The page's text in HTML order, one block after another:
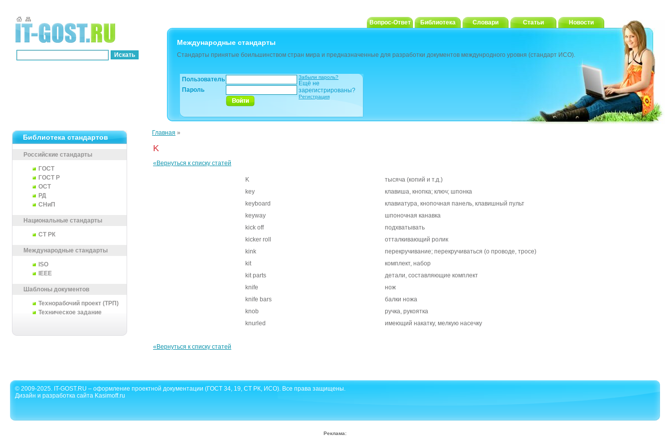
Новости
Статьи
Словари
Библиотека
Вопрос-Ответ
Международные стандарты
Стандарты принятые боильшинством стран мира и предназначенные для разработки документов междунродного уровня (стандарт ИСО).
Пользователь
Пароль
Забыли пароль?
Ещё не
зарегистрированы?
Регистрация
Библиотека стандартов
Российские стандарты
ГОСТ
ГОСТ Р
ОСТ
РД
СНиП
Национальные стандарты
СТ РК
Международные стандарты
ISO
IEEE
Шаблоны документов
Технорабочий проект (ТРП)
Техническое задание
Главная »
K
«Вернуться к списку статей
K
тысяча (копий и т.д.)
key
клавиша, кнопка; ключ; шпонка
keyboard
клавиатура, кнопочная панель, клавишный пульт
keyway
шпоночная канавка
kick off
подхватывать
kicker roll
отталкивающий ролик
kink
перекручивание; перекручиваться (о проводе, тросе)
kit
комплект, набор
kit parts
детали, составляющие комплект
knife
нож
knife bars
балки ножа
knob
ручка, рукоятка
knurled
имеющий накатку, мелкую насечку
«Вернуться к списку статей
© 2009-2025. IT-GOST.RU – оформление проектной документации (ГОСТ 34, 19, СТ РК, ИСО). Все права защищены.
Дизайн и разработка сайта Kasimoff.ru
Реклама: